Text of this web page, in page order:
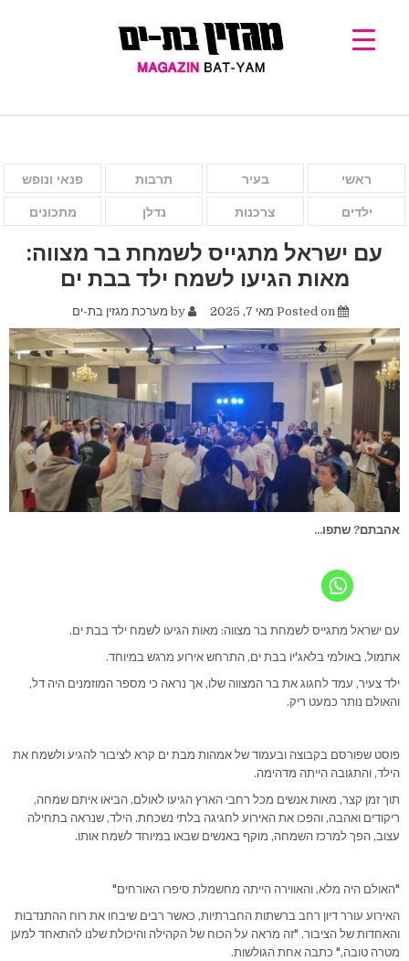
ראשי בעיר תרבות פנאי ונופש
ילדים צרכנות נדלן מתכונים
עם ישראל מתגייס לשמחת בר מצווה:
מאות הגיעו לשמח ילד בבת ים
Posted on מאי 7, 2025 by מערכת מגזין בת-ים
אהבתם? שתפו...
עם ישראל מתגייס לשמחת בר מצווה: מאות הגיעו לשמח ילד בבת ים.
אתמול, באולמי בלאג'יו בבת ים, התרחש אירוע מרגש במיוחד.
ילד צעיר, עמד לחגוג את בר המצווה שלו, אך נראה כי מספר המוזמנים היה דל,
והאולם נותר כמעט ריק.
פוסט שפורסם בקבוצה ובעמוד של אמהות מבת ים קרא לציבור להגיע ולשמח את
הילד, והתגובה הייתה מדהימה.
תוך זמן קצר, מאות אנשים מכל רחבי הארץ הגיעו לאולם, הביאו איתם שמחה,
ריקודים ואהבה, והפכו את האירוע לחגיגה בלתי נשכחת. הילד, שנראה בתחילה
עצוב, הפך למרכז השמחה, מוקף באנשים שבאו במיוחד לשמח אותו.
"האולם היה מלא, והאווירה הייתה מחשמלת סיפרו האורחים"
האירוע עורר דיון רחב ברשתות החברתיות, כאשר רבים שיבחו את רוח ההתנדבות
והאחדות של הציבור. "זה מראה על הכוח של הקהילה והיכולת שלנו להתאחד למען
מטרה טובה," כתבה אחת הגולשות.